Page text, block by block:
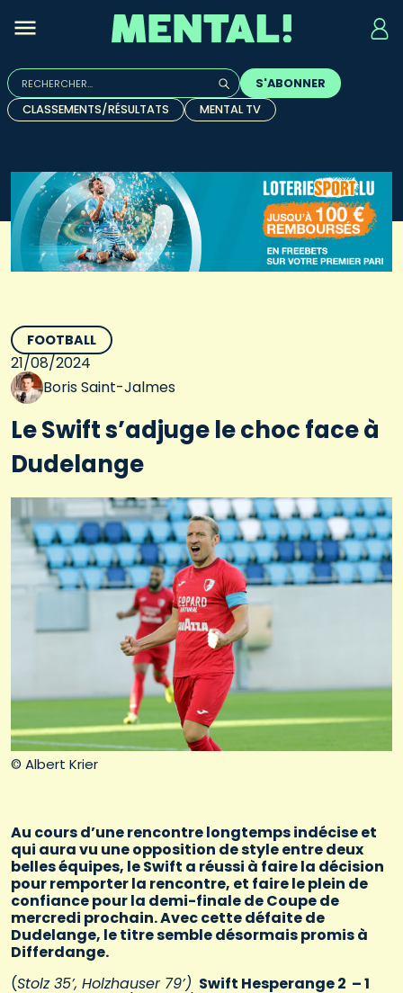
Rechercher :
Quand les résultats de l'auto-complétion sont
S'ABONNER
CLASSEMENTS/RÉSULTATS
MENTAL TV
© Albert Krier
FOOTBALL
21/08/2024
Boris Saint-Jalmes
Le Swift s’adjuge le choc face à
Dudelange
Au cours d’une rencontre longtemps indécise et
qui aura vu une opposition de style entre deux
belles équipes, le Swift a réussi à faire la décision
pour remporter la rencontre, et faire le plein de
confiance pour la demi-finale de Coupe de
mercredi prochain. Avec cette défaite de
Dudelange, le titre semble désormais promis à
Differdange.
(Stolz 35’, Holzhauser 79’) Swift Hesperange 2 – 1